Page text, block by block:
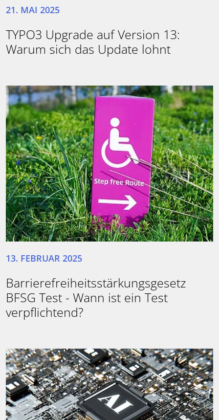
21. MAI 2025
TYPO3 Upgrade auf Version 13:
Warum sich das Update lohnt
13. FEBRUAR 2025
Barrierefreiheitsstärkungsgesetz
BFSG Test - Wann ist ein Test
verpflichtend?